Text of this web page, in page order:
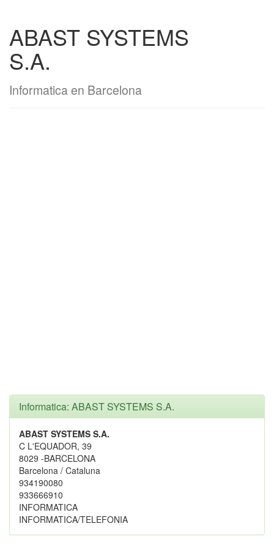
ABAST SYSTEMS
S.A.
Informatica en Barcelona
Informatica: ABAST SYSTEMS S.A.
ABAST SYSTEMS S.A.
C L'EQUADOR, 39
8029 -BARCELONA
Barcelona / Cataluna
934190080
933666910
INFORMATICA
INFORMATICA/TELEFONIA